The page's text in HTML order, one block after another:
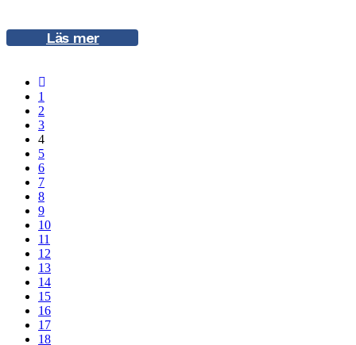
Läs mer
1
2
3
4
5
6
7
8
9
10
11
12
13
14
15
16
17
18